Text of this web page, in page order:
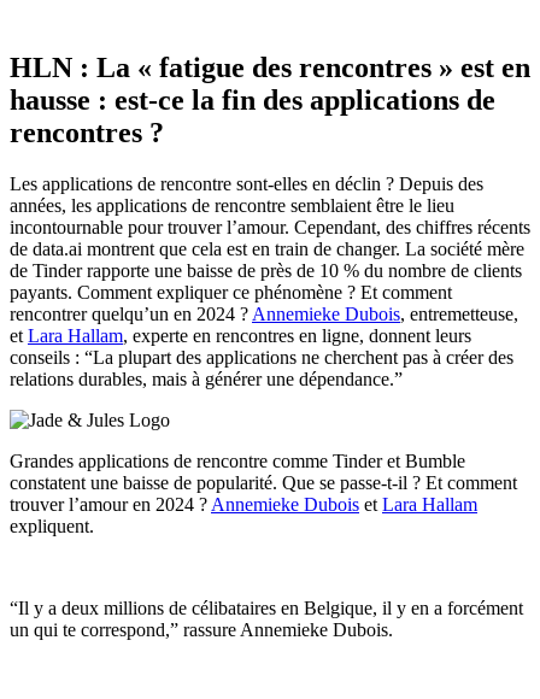
HLN : La « fatigue des rencontres » est en
hausse : est-ce la fin des applications de
rencontres ?
Les applications de rencontre sont-elles en déclin ? Depuis des
années, les applications de rencontre semblaient être le lieu
incontournable pour trouver l’amour. Cependant, des chiffres récents
de data.ai montrent que cela est en train de changer. La société mère
de Tinder rapporte une baisse de près de 10 % du nombre de clients
payants. Comment expliquer ce phénomène ? Et comment
rencontrer quelqu’un en 2024 ? Annemieke Dubois, entremetteuse,
et Lara Hallam, experte en rencontres en ligne, donnent leurs
conseils : “La plupart des applications ne cherchent pas à créer des
relations durables, mais à générer une dépendance.”
Grandes applications de rencontre comme Tinder et Bumble
constatent une baisse de popularité. Que se passe-t-il ? Et comment
trouver l’amour en 2024 ? Annemieke Dubois et Lara Hallam
expliquent.
“Il y a deux millions de célibataires en Belgique, il y en a forcément
un qui te correspond,” rassure Annemieke Dubois.